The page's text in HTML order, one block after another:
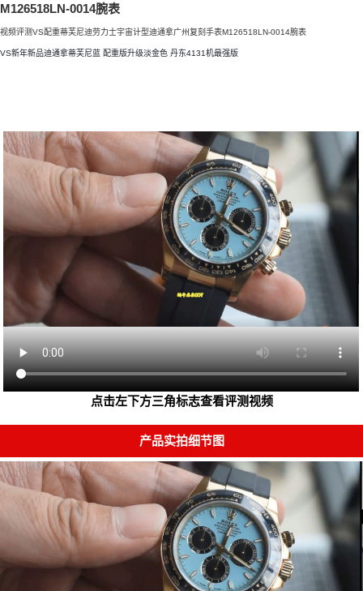
M126518LN-0014腕表
视频评测VS配重蒂芙尼迪劳力士宇宙计型迪通拿广州复刻手表M126518LN-0014腕表
​VS新年新品迪通拿蒂芙尼蓝 ​配重版升级淡金色 丹东4131机最强版
点击左下方三角标志查看评测视频
产品实拍细节图